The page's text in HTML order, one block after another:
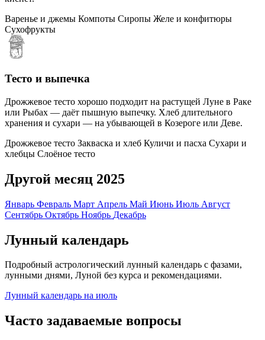
Варенье и джемы Компоты Сиропы Желе и конфитюры
Сухофрукты
Тесто и выпечка
Дрожжевое тесто хорошо подходит на растущей Луне в Раке
или Рыбах — даёт пышную выпечку. Хлеб длительного
хранения и сухари — на убывающей в Козероге или Деве.
Дрожжевое тесто Закваска и хлеб Куличи и пасха Сухари и
хлебцы Слоёное тесто
Другой месяц 2025
Январь Февраль Март Апрель Май Июнь Июль Август
Сентябрь Октябрь Ноябрь Декабрь
Лунный календарь
Подробный астрологический лунный календарь с фазами,
лунными днями, Луной без курса и рекомендациями.
Лунный календарь на июль
Часто задаваемые вопросы